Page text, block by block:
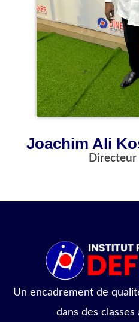
Joachim Ali
Directeur
Un encadrement de
dans des